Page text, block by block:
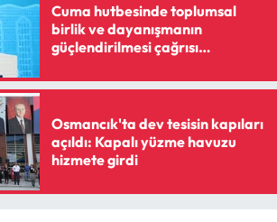
Cuma hutbesinde toplumsal
birlik ve dayanışmanın
güçlendirilmesi çağrısı
Osmancık'ta dev tesisin kapıları
açıldı: Kapalı yüzme havuzu
hizmete girdi